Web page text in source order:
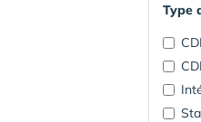
Type
CDI